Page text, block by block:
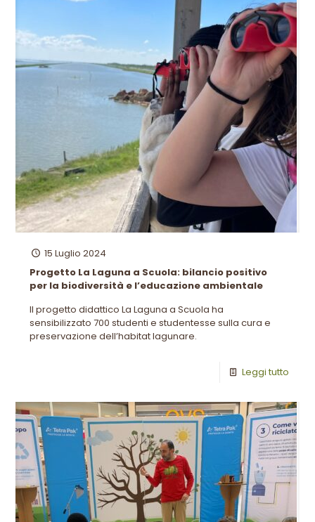
15 Luglio 2024
Progetto La Laguna a Scuola: bilancio positivo
per la biodiversità e l’educazione ambientale
Il progetto didattico La Laguna a Scuola ha
sensibilizzato 700 studenti e studentesse sulla cura e
preservazione dell’habitat lagunare.
Leggi tutto